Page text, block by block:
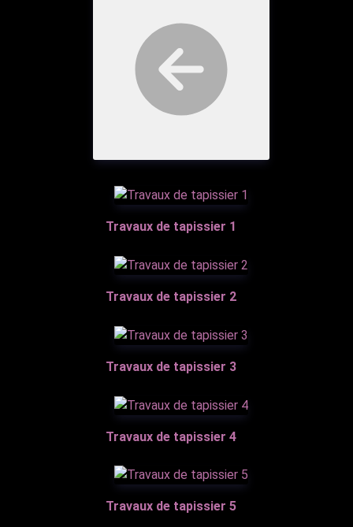
Travaux de tapissier 1
Travaux de tapissier 2
Travaux de tapissier 3
Travaux de tapissier 4
Travaux de tapissier 5